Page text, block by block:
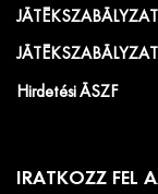
Hirdetési ÁSZF
IRATKOZZ FEL